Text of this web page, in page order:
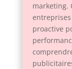
marketing.
proactive